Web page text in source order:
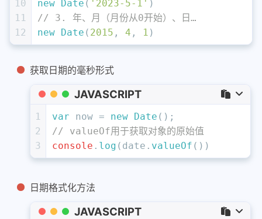
10
11
12
new Date ( '2023-5-1' )
new Date ( 2015 , 4 , 1 )
获取日期的毫秒形式
JAVASCRIPT
1
2
3
var now = new Date ();
// valueOf用于获取对象的原始值
console . log (date. valueOf
日期格式化方法
JAVASCRIPT